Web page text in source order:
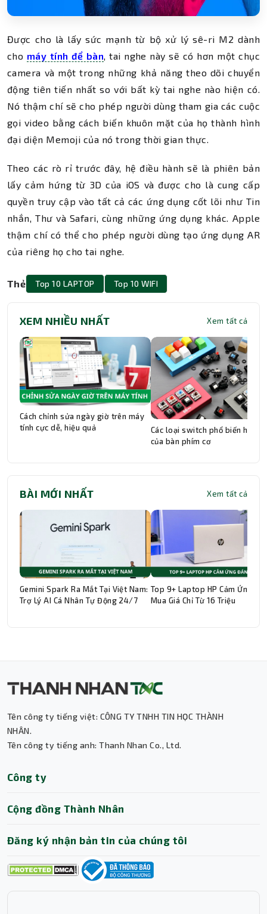
Được cho là lấy sức mạnh từ bộ xử lý sê-ri M2 dành
cho máy tính để bàn, tai nghe này sẽ có hơn một chục
camera và một trong những khả năng theo dõi chuyển
động tiên tiến nhất so với bất kỳ tai nghe nào hiện có.
Nó thậm chí sẽ cho phép người dùng tham gia các cuộc
gọi video bằng cách biến khuôn mặt của họ thành hình
đại diện Memoji của nó trong thời gian thực.
Theo các rò rỉ trước đây, hệ điều hành sẽ là phiên bản
lấy cảm hứng từ 3D của iOS và được cho là cung cấp
quyền truy cập vào tất cả các ứng dụng cốt lõi như Tin
nhắn, Thư và Safari, cùng những ứng dụng khác. Apple
thậm chí có thể cho phép người dùng tạo ứng dụng AR
của riêng họ cho tai nghe.
Thẻ Top 10 LAPTOP Top 10 WIFI
XEM NHIỀU NHẤT Xem tất cả
Cách chỉnh sửa ngày giờ trên máy
tính cực dễ, hiệu quả
Các loại switch phổ biến hiện
của bàn phím cơ
BÀI MỚI NHẤT Xem tất cả
Gemini Spark Ra Mắt Tại Việt Nam:
Trợ Lý AI Cá Nhân Tự Động 24/7
Top 9+ Laptop HP Cảm Ứng
Mua Giá Chỉ Từ 16 Triệu
Tên công ty tiếng việt: CÔNG TY TNHH TIN HỌC THÀNH
NHÂN.
Tên công ty tiếng anh: Thanh Nhan Co., Ltd.
Công ty
Cộng đồng Thành Nhân
Đăng ký nhận bản tin của chúng tôi
Trợ lý AI • Phản hồi tức thì